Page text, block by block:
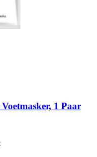
1 Paar